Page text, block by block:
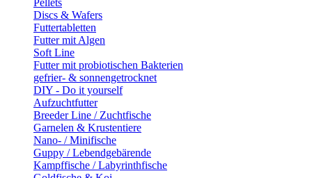
Pellets
Discs & Wafers
Futtertabletten
Futter mit Algen
Soft Line
Futter mit probiotischen Bakterien
gefrier- & sonnengetrocknet
DIY - Do it yourself
Aufzuchtfutter
Breeder Line / Zuchtfische
Garnelen & Krustentiere
Nano- / Minifische
Guppy / Lebendgebärende
Kampffische / Labyrinthfische